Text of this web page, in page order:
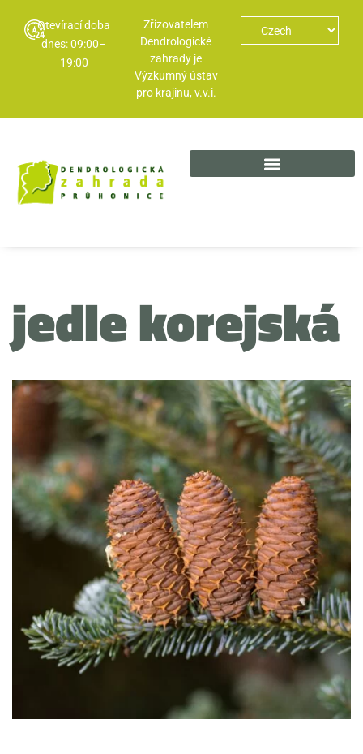
Otevírací doba
dnes: 09:00–
19:00
Zřizovatelem
Dendrologické
zahrady je
Výzkumný ústav
pro krajinu, v.v.i.
jedle korejská